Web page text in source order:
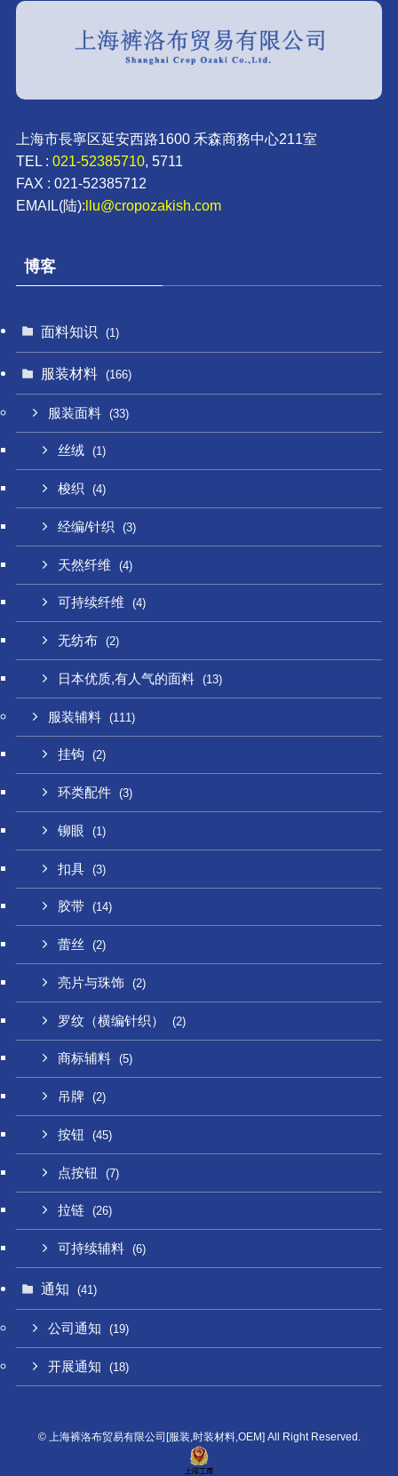
上海市長寧区延安西路1600 禾森商務中心211室
TEL : 021-52385710, 5711
FAX : 021-52385712
EMAIL(陆):llu@cropozakish.com
博客
面料知识 (1)
服装材料 (166)
服装面料 (33)
丝绒 (1)
梭织 (4)
经编/针织 (3)
天然纤维 (4)
可持续纤维 (4)
无纺布 (2)
日本优质,有人气的面料 (13)
服装辅料 (111)
挂钩 (2)
环类配件 (3)
铆眼 (1)
扣具 (3)
胶带 (14)
蕾丝 (2)
亮片与珠饰 (2)
罗纹（横编针织） (2)
商标辅料 (5)
吊牌 (2)
按钮 (45)
点按钮 (7)
拉链 (26)
可持续辅料 (6)
通知 (41)
公司通知 (19)
开展通知 (18)
©上海裤洛布贸易有限公司[服装,时装材料,OEM] All Right Reserved.